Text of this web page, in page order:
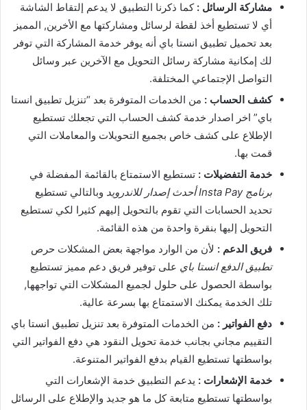
مشاركة الرسائل : كما ذكرنا التطبيق لا يدعم إلتقاط الشاشة
أي لا تستطيع أخذ لقطة لرسائل ومشاركتها مع الأخرين, المميز
بعد تحميل تطبيق انستا باي أنه يوفر خدمة المشاركة التي توفر
لك إمكانية مشاركة رسائل التحويل مع الآخرين عبر وسائل
التواصل الإجتماعي المختلفة.
كشف الحساب : من الخدمات المتوفرة بعد “تنزيل تطبيق انستا
باي” اخر اصدار خدمة كشف الحساب التي تجعلك تستطيع
الإطلاع على كشف خاص بجميع التحويلات والمعاملات التي
قمت بها.
خدمة التفضيلات : تستطيع الاستمتاع بالقائمة المفضلة في
برنامج Insta Pay أحدث إصدار للاندرويد
وبالتالي تستطيع
تحديد الحسابات التي تقوم بالتحويل إليهم كثيرا لكي تستطيع
التحويل إليها بنقرة واحدة من هذه القائمة.
فريق الدعم : لأن من الوارد مواجهة بعض المشكلات حرص
تطبيق الدفع انستا باي على توفير فريق دعم مميز تستطيع
بواسطة الحصول على حلول لجميع المشكلات التي تواجهها,
تلك الخدمة يمكنك الاستمتاع بها بسرعة عالية.
دفع الفواتير : من الخدمات المتوفرة بعد تنزيل تطبيق انستا باي
التقييم مجاني بجانب خدمة تحويل النقود هي دفع الفواتير التي
بواسطتها تستطيع القيام بدفع الفواتير المتنوعة.
خدمة الإشعارات : يدعم التطبيق خدمة الإشعارات التي
بواسطتها تستطيع متابعة كل ما هو جديد والإطلاع على الرسائل